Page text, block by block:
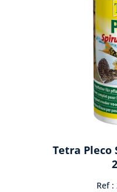
Tetra Pleco
Ref :